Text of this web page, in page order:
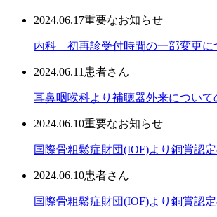
2024.06.17重要なお知らせ
内科 初再診受付時間の一部変更に
2024.06.11 患者さん
耳鼻咽喉科より補聴器外来について
2024.06.10重要なお知らせ
国際骨粗鬆症財団(IOF)より銅賞認
2024.06.10患者さん
国際骨粗鬆症財団(IOF)より銅賞認